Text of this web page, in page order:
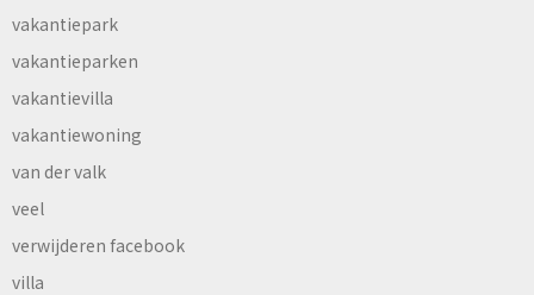
vakantiepark
vakantieparken
vakantievilla
vakantiewoning
van der valk
veel
verwijderen facebook
villa